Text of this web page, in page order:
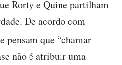
Rorty e Quine partilham
De acordo com
pensam que “chamar
não é atribuir uma